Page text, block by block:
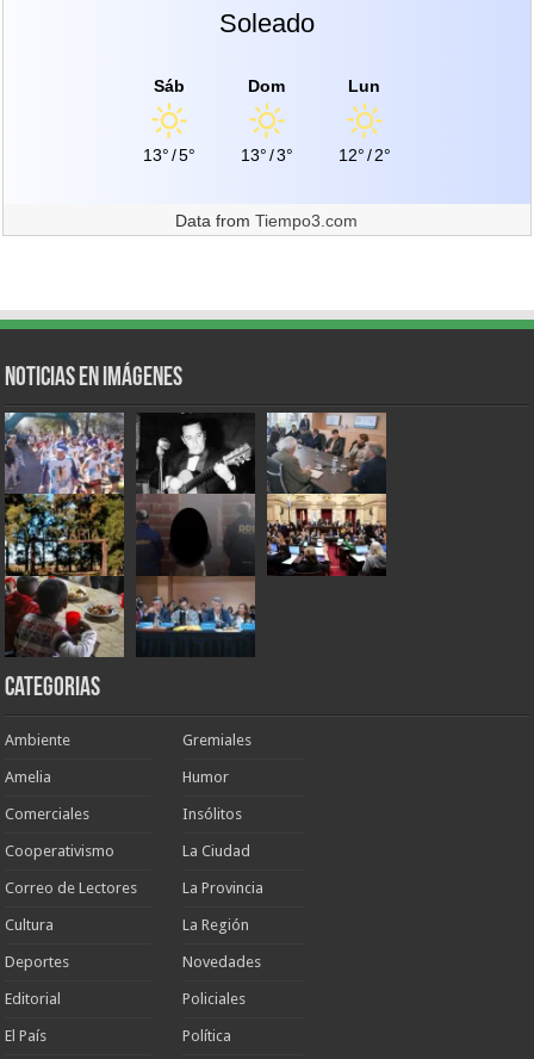
Soleado
Sáb
13°/5°
Dom
13°/3°
Lun
12°/2°
Data fromTiempo3.com
Noticias en Imágenes
Categorias
Ambiente
Amelia
Comerciales
Cooperativismo
Correo de Lectores
Cultura
Deportes
Editorial
El País
Gremiales
Humor
Insólitos
La Ciudad
La Provincia
La Región
Novedades
Policiales
Política